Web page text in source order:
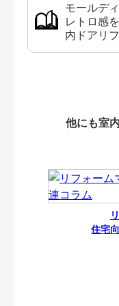
モールデ
レトロ感
内ドアリ
他にも室
住宅